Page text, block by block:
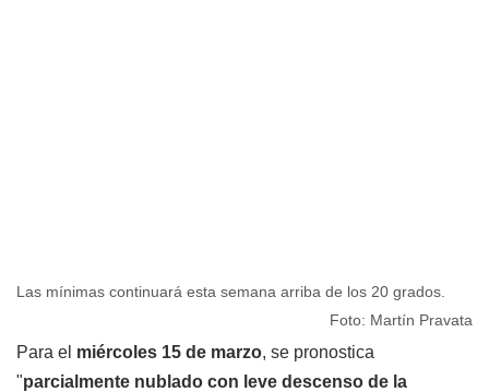
Las mínimas continuará esta semana arriba de los 20 grados.
Foto: Martín Pravata
Para el miércoles 15 de marzo, se pronostica
"parcialmente nublado con leve descenso de la